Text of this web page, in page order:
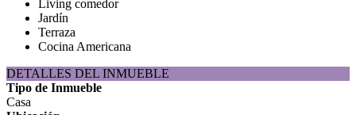
Living comedor
Jardín
Terraza
Cocina Americana
DETALLES DEL INMUEBLE
Tipo de Inmueble
Casa